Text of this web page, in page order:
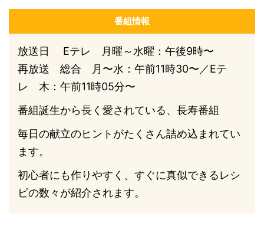
番組情報
放送日 Eテレ 月曜～水曜：午後9時〜
再放送 総合 月〜水：午前11時30〜／Eテ
レ 木：午前11時05分〜
番組誕生から長く愛されている、長寿番組
毎日の献立のヒントがたくさん詰め込まれてい
ます。
初心者にも作りやすく、すぐに真似できるレシ
ピの数々が紹介されます。